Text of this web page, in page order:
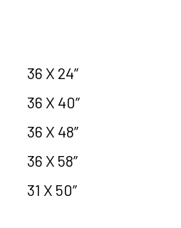
36 X 24’’
36 X 40’’
36 X 48’’
36 X 58’’
31 X 50’’